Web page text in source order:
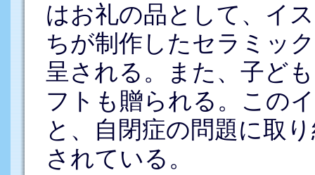
はお礼の品として、イ
ちが制作したセラミッ
呈される。また、子ど
フトも贈られる。この
と、自閉症の問題に取
されている。